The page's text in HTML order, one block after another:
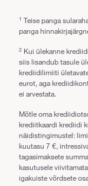
1 Teise panga
panga
2 Kui ülekanne
siis lisandub tasule
krediidilimiiti
eurot, aga
ei arvestata.
Mõtle oma
krediitkaardi krediidi
näidistingimustel:
kuutasu 7 €,
tagasimaksete
kasutusele
igakuiste võrdsete